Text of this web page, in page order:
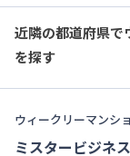
近隣の都道府県で
を探す
ウィークリーマンシ
ミスタービジネス